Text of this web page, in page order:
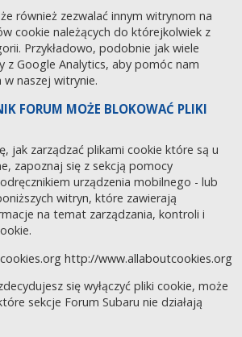
również zezwalać innym witrynom na
cookie należących do którejkolwiek z
Przykładowo, podobnie jak wiele
z Google Analytics, aby pomóc nam
naszej witrynie.
FORUM MOŻE BLOKOWAĆ PLIKI
jak zarządzać plikami cookie które są u
zapoznaj się z sekcją pomocy
urządzenia mobilnego - lub
witryn, które zawierają
na temat zarządzania, kontroli i
http://www.allaboutcookies.org
się wyłączyć pliki cookie, może
sekcje Forum Subaru nie działają